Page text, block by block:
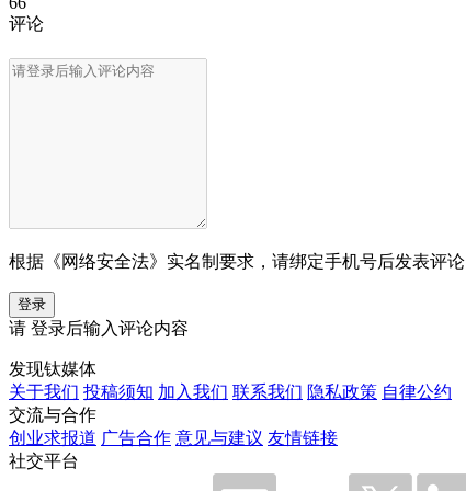
评论
根据《网络安全法》实名制要求，请绑定手机号后发表评论
登录
请 登录后输入评论内容
发现钛媒体
关于我们 投稿须知 加入我们 联系我们 隐私政策 自律公约
交流与合作
创业求报道 广告合作 意见与建议 友情链接
社交平台